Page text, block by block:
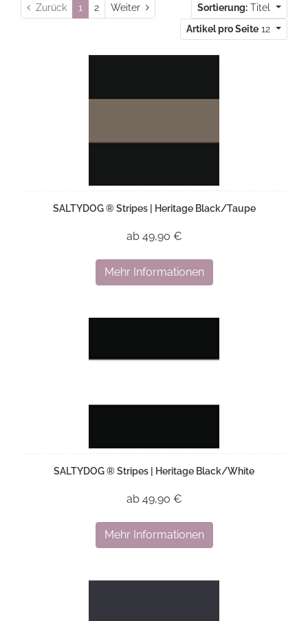
Zurück 1 2 Weiter Weiter Sortierung: Titel
Artikel pro Seite 12
SALTYDOG ® Stripes | Heritage Black/Taupe
ab 49,90 €
Mehr Informationen
SALTYDOG ® Stripes | Heritage Black/White
ab 49,90 €
Mehr Informationen